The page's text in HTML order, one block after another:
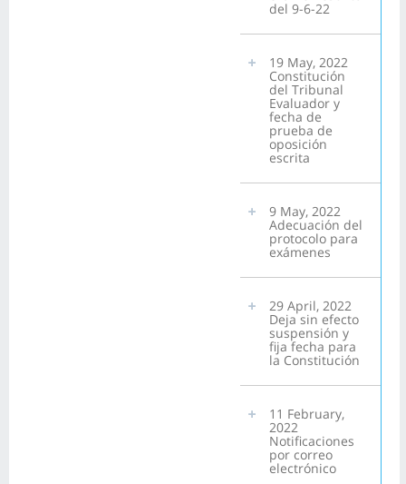
del 9-6-22
19 May, 2022
Constitución
del Tribunal
Evaluador y
fecha de
prueba de
oposición
escrita
9 May, 2022
Adecuación del
protocolo para
exámenes
29 April, 2022
Deja sin efecto
suspensión y
fija fecha para
la Constitución
11 February,
2022
Notificaciones
por correo
electrónico